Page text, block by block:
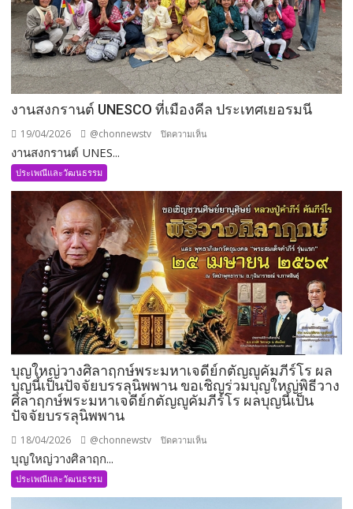
งานสงกรานต์ UNESCO ที่เมืองคีล ประเทศเยอรมนี
19/04/2026 @chonnewstv ปิดความเห็น
ที่
เมือง
คีล
ประเทศ
เยอรมนี
งานสงกรานต์ UNES...
ประเพณีและวัฒนธรรม
บุญใหญ่วางศิลาฤกษ์พระมหาเจดีย์กตัญญูคัมภีร์โร ผล
บุญนี้เป็นปัจจัยบรรลุนิพพาน ขอเชิญร่วมบุญใหญ่พิธีวาง
ศิลาฤกษ์พระมหาเจดีย์กตัญญูคัมภีร์โร ผลบุญนี้เป็น
ปัจจัยบรรลุนิพพาน
18/04/2026 @chonnewstv ปิดความเห็น
บุญใหญ่วางศิลาฤก...
ประเพณีและวัฒนธรรม